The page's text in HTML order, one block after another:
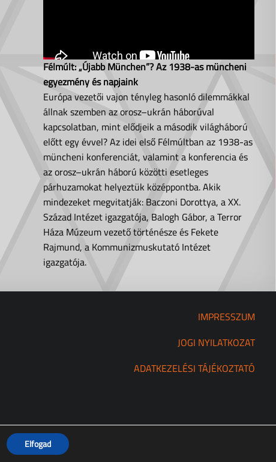
Félmúlt: „Újabb München”? Az 1938-as müncheni
egyezmény és napjaink
Európa vezetői vajon tényleg hasonló dilemmákkal
állnak szemben az orosz–ukrán háborúval
kapcsolatban, mint elődjeik a második világháború
előtt egy évvel? Az idei első Félmúltban az 1938-as
müncheni konferenciát, valamint a konferencia és
az orosz–ukrán háború közötti esetleges
párhuzamokat helyeztük középpontba. Akik
mindezeket megvitatják: Baczoni Dorottya, a XX.
Század Intézet igazgatója, Balogh Gábor, a Terror
Háza Múzeum vezető történésze és Fekete
Rajmund, a Kommunizmuskutató Intézet
igazgatója.
IMPRESSZUM
JOGI NYILATKOZAT
ADATKEZELÉSI TÁJÉKOZTATÓ
Elfogad